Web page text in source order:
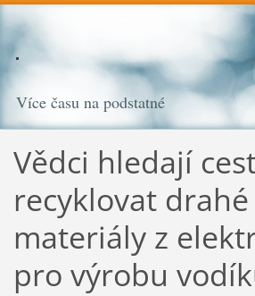
Více času na podstatné
Vědci hledají
recyklovat drahé
materiály z
pro výrobu